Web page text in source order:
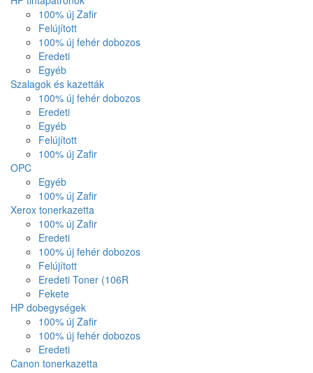
100% új Zafir
Felújított
100% új fehér dobozos
Eredeti
Egyéb
Szalagok és kazetták
100% új fehér dobozos
Eredeti
Egyéb
Felújított
100% új Zafir
OPC
Egyéb
100% új Zafir
Xerox tonerkazetta
100% új Zafir
Eredeti
100% új fehér dobozos
Felújított
Eredeti Toner (106R
Fekete
HP dobegységek
100% új Zafir
100% új fehér dobozos
Eredeti
Canon tonerkazetta